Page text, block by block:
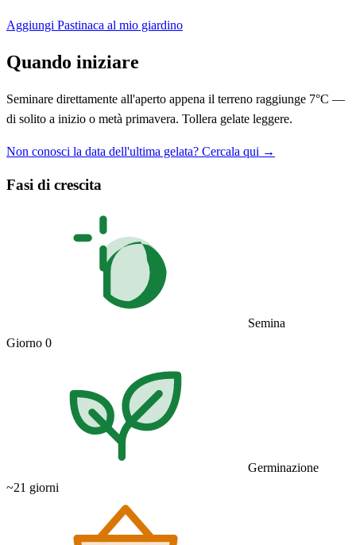
Aggiungi Pastinaca al mio giardino
Quando iniziare
Seminare direttamente all'aperto appena il terreno raggiunge 7°C —
di solito a inizio o metà primavera. Tollera gelate leggere.
Non conosci la data dell'ultima gelata? Cercala qui →
Fasi di crescita
Semina
Giorno 0
Germinazione
~21 giorni